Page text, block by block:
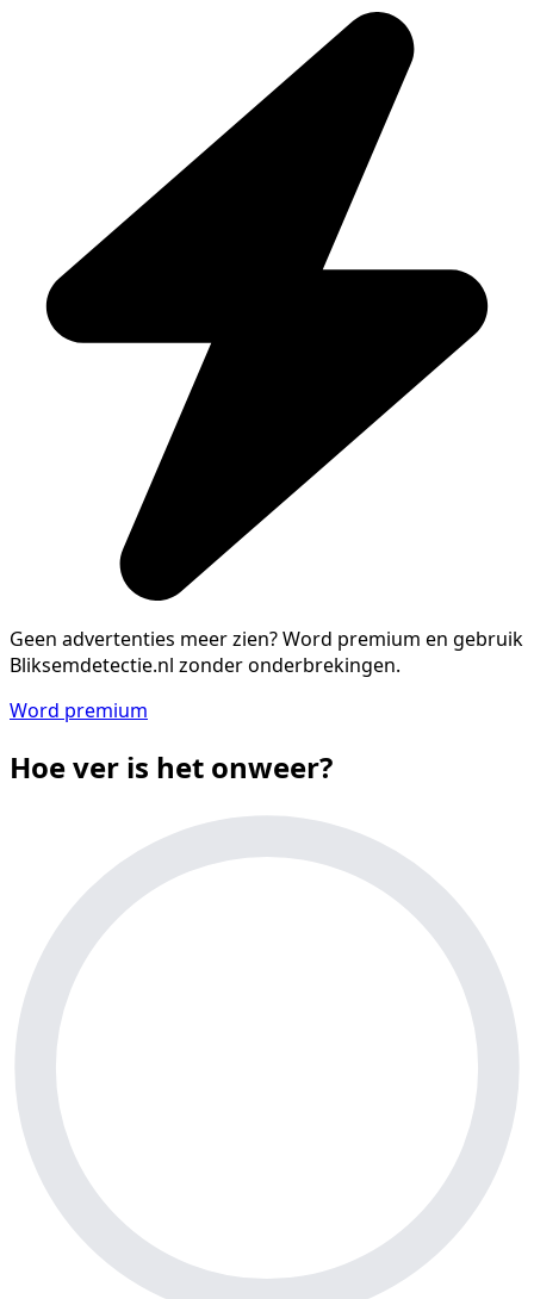
Geen advertenties meer zien?Word premium en gebruik
Bliksemdetectie.nl zonder onderbrekingen.
Word premium
Hoe ver is het onweer?